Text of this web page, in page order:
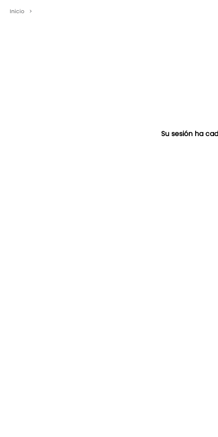
Inicio >
Su sesión ha